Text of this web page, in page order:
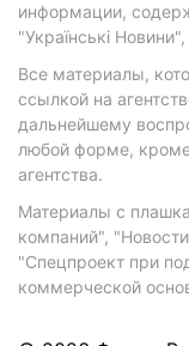
информации,
"Українські
Все материалы,
ссылкой на
дальнейшему
любой форме,
агентства.
Материалы с
компаний",
"Спецпроект при
коммерческой